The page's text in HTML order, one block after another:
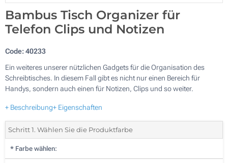
Bambus Tisch Organizer für
Telefon Clips und Notizen
Code:40233
Ein weiteres unserer nützlichen Gadgets für die Organisation des
Schreibtisches. In diesem Fall gibt es nicht nur einen Bereich für
Handys, sondern auch einen für Notizen, Clips und so weiter.
+ Beschreibung+ Eigenschaften
Schritt 1. Wählen Sie die Produktfarbe
* Farbe wählen: